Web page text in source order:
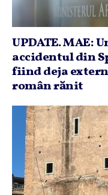
UPDATE. MAE:
accidentul din
fiind deja
român rănit